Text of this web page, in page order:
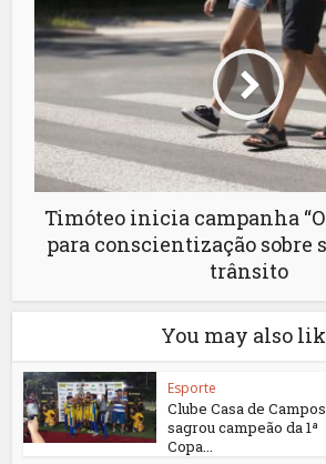
Timóteo inicia campanha
para conscientização sobre
trânsito
You may also
Esporte
Clube Casa de
sagrou campeão da 1ª
Copa...